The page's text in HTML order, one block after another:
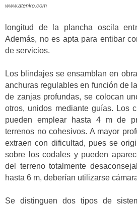
www.atenko.com
longitud de la plancha oscila
Además, no es apta para entibar
de servicios.
Los blindajes se ensamblan en
anchuras regulables en función de
de zanjas profundas, se colocan
otros, unidos mediante guías. Los
pueden emplear hasta 4 m de
terrenos no cohesivos. A mayor
extraen con dificultad, pues se
sobre los codales y pueden
del terreno totalmente
hasta 6 m, deberían utilizarse
Se distinguen dos tipos de